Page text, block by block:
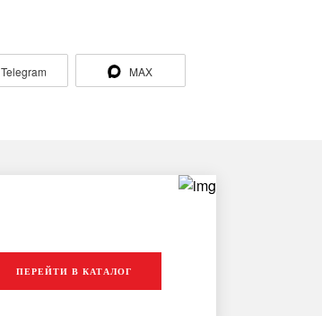
Telegram MAX
ПЕРЕЙТИ В КАТАЛОГ